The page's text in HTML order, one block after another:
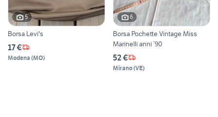
5
Borsa Levi's
17 €
Modena (MO)
6
Borsa Pochette Vintage Miss
Marinelli anni ‘90
52 €
Mirano(VE)